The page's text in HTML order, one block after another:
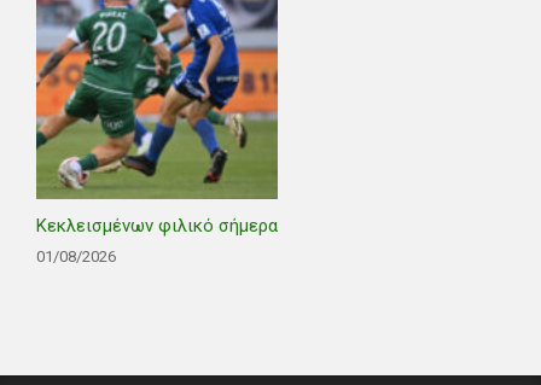
Κεκλεισμένων φιλικό σήμερα
01/08/2026